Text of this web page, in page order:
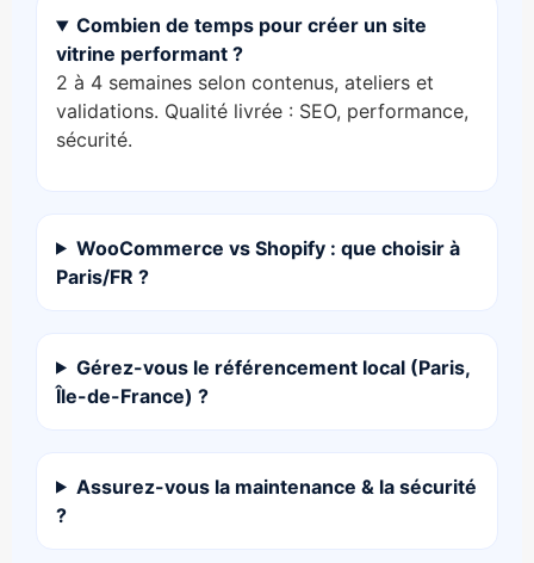
Combien de temps pour créer un site
vitrine performant ?
2 à 4 semaines selon contenus, ateliers et
validations. Qualité livrée : SEO, performance,
sécurité.
WooCommerce vs Shopify : que choisir à
Paris/FR ?
Gérez-vous le référencement local (Paris,
Île-de-France) ?
Assurez-vous la maintenance & la sécurité
?